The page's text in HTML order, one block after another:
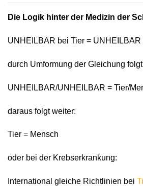
Die Logik hinter der Medizin der
UNHEILBAR bei Tier = UNHEILBAR
durch Umformung der Gleichung
UNHEILBAR/UNHEILBAR = Tier/
daraus folgt weiter:
Tier = Mensch
oder bei der Krebserkrankung:
International gleiche Richtlinien bei